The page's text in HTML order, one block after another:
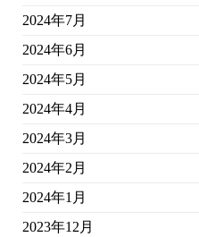
2024年7月
2024年6月
2024年5月
2024年4月
2024年3月
2024年2月
2024年1月
2023年12月